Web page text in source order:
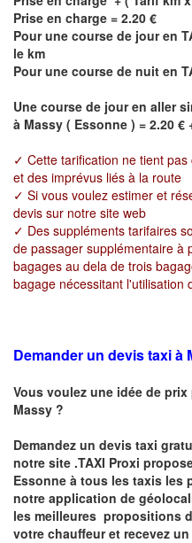
Prise en charge = 2.20 €
Pour une course de jour en
le km
Pour une course de nuit en
Une course de jour en aller
à Massy ( Essonne ) = 2.20 €
✓ Cette tarification ne tient
et des imprévus liés à la route
✓ Si vous voulez estimer et
devis sur notre site web
✓ Des suppléments tarifaires
de passager supplémentaire à
bagages au dela de trois
bagage nécessitant l'utilisation
Demander un devis taxi à
Vous voulez une idée de
Massy ?
Demandez un devis taxi
notre site .TAXI Proxi
Essonne à tous les taxis les
notre application de
les meilleures propositions
votre chauffeur et recevez